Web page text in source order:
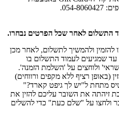
התשלום לאחר שכל הפרטים נבחרו.
ולהמשיך לתשלום, לאחר מכן
שמגיעים לעמוד התשלום בו
ולוחצים על 'השלמת הזמנה'.
(באופן רציף ללא מקפים ורווחים)
מתחת ל"יש לך גיפט קארד?"
זיהתה את השובר עליכם להזין את
ולחצו על "שלם כעת" כדי להשלים